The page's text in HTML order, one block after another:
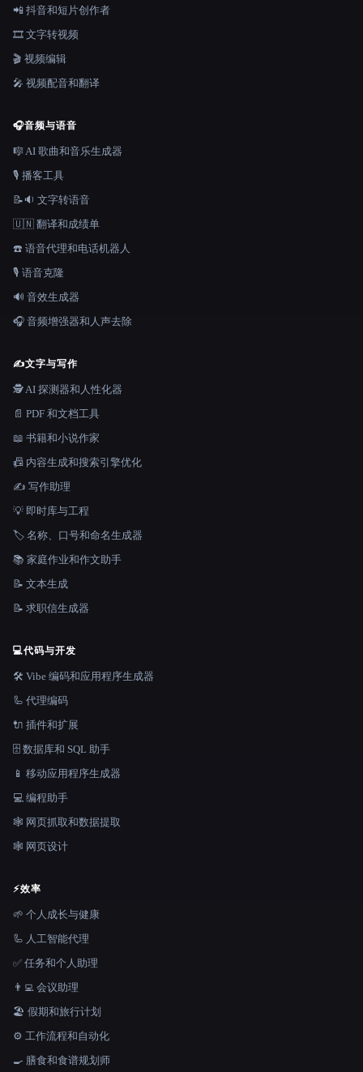
📲 抖音和短片创作者
🎞️ 文字转视频
🎬 视频编辑
🎤 视频配音和翻译
🎧音频与语音
🎼 AI 歌曲和音乐生成器
🎙️ 播客工具
📝🔉 文字转语音
🇺🇳 翻译和成绩单
☎️ 语音代理和电话机器人
🎙️ 语音克隆
🔊 音效生成器
🎧 音频增强器和人声去除
✍️文字与写作
🕵️ AI 探测器和人性化器
📄 PDF 和文档工具
📖 书籍和小说作家
📠 内容生成和搜索引擎优化
✍️ 写作助理
💡 即时库与工程
🏷️ 名称、口号和命名生成器
📚 家庭作业和作文助手
📝 文本生成
📝 求职信生成器
💻代码与开发
🛠️ Vibe 编码和应用程序生成器
🦾 代理编码
🔌 插件和扩展
🗄️ 数据库和 SQL 助手
📱 移动应用程序生成器
💻 编程助手
🕸️ 网页抓取和数据提取
🕸 网页设计
⚡效率
🌱 个人成长与健康
🦾 人工智能代理
✅ 任务和个人助理
👨‍💻 会议助理
🏖 假期和旅行计划
⚙️ 工作流程和自动化
🍳 膳食和食谱规划师